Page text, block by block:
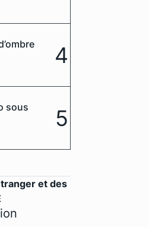
4
sous
5
et des